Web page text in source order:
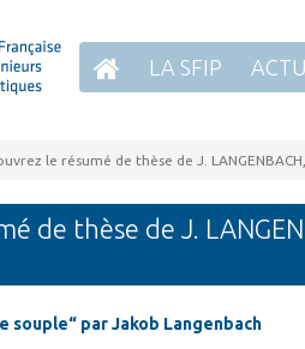
LA SFIP
le résumé de thèse de J.
de thèse de J.
souple“ parJakob Langenbach